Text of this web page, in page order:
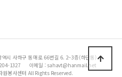
역시 사하구 동매로 66번길 6. 2~3층(하단동)
1327
이메일 : sahavt@hanmail.net
봉사센터 All Rights Reserved.